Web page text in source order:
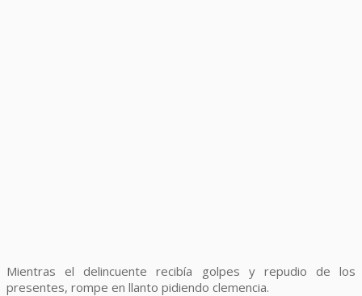
Mientras el delincuente recibía golpes y repudio de los
presentes, rompe en llanto pidiendo clemencia.